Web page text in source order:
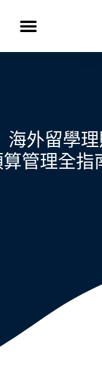
海外留學
算管理全指